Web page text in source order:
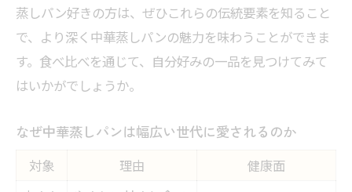
蒸しパン好きの方は、ぜひこれらの伝統要素を知ること
で、より深く中華蒸しパンの魅力を味わうことができま
す。食べ比べを通じて、自分好みの一品を見つけてみて
はいかがでしょうか。
なぜ中華蒸しパンは幅広い世代に愛されるのか
対象 理由
健康面